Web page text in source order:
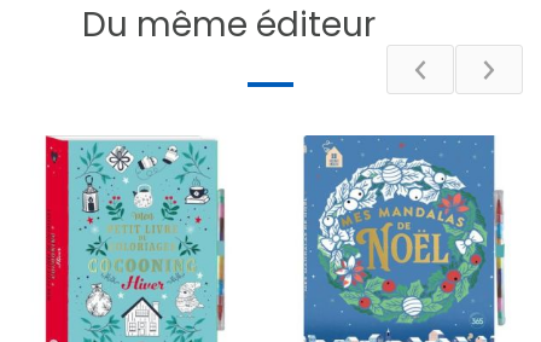
Du même éditeur